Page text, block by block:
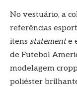
No vestuário, a
referências
itens statemente
de Futebol
modelagem
poliéster